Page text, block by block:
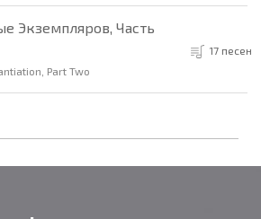
Экземпляров, Часть
Part Two
17 песен